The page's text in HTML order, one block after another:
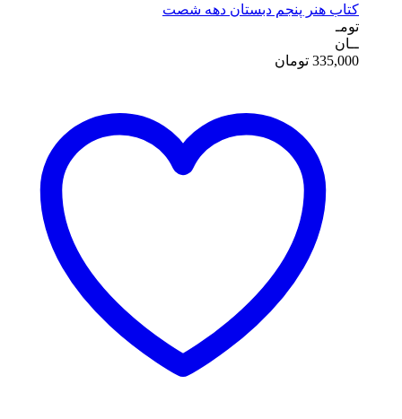
کتاب هنر پنجم دبستان دهه شصت
تومـ
ــان
335,000 تومان